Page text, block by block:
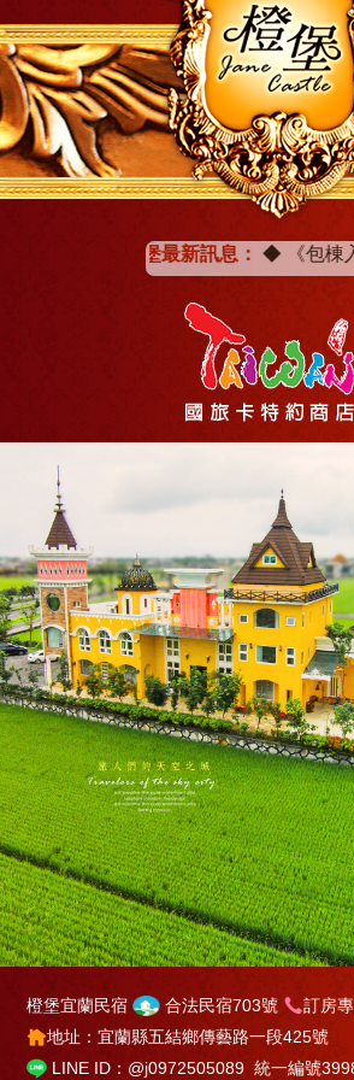
橙堡最新訊息： ◆《包棟入
橙堡宜蘭民宿 合法民宿703號
訂房
地址：宜蘭縣五結鄉傳藝路一段425號
LINE ID：@j0972505089 統一編號